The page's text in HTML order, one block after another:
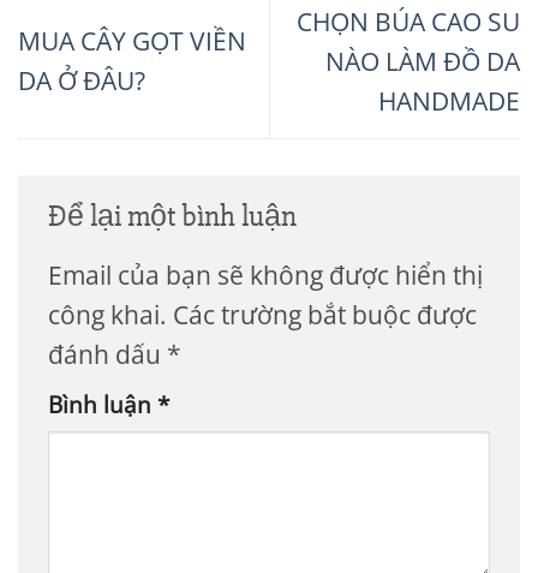
MUA CÂY GỌT VIỀN
DA Ở ĐÂU?
CHỌN BÚA CAO SU
NÀO LÀM ĐỒ DA
HANDMADE
Để lại một bình luận
Email của bạn sẽ không được hiển thị
công khai. Các trường bắt buộc được
đánh dấu *
Bình luận *